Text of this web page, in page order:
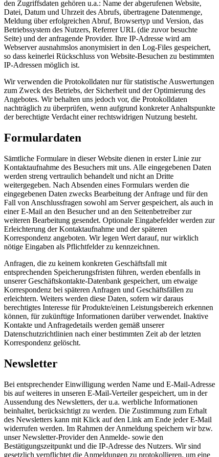
den Zugriffsdaten gehören u.a.: Name der abgerufenen Website,
Datei, Datum und Uhrzeit des Abrufs, übertragene Datenmenge,
Meldung über erfolgreichen Abruf, Browsertyp und Version, das
Betriebssystem des Nutzers, Referrer URL (die zuvor besuchte
Seite) und der anfragende Provider. Ihre IP-Adresse wird am
Webserver ausnahmslos anonymisiert in den Log-Files gespeichert,
so dass keinerlei Rückschluss von Website-Besuchen zu bestimmten
IP-Adressen möglich ist.
Wir verwenden die Protokolldaten nur für statistische Auswertungen
zum Zweck des Betriebs, der Sicherheit und der Optimierung des
Angebotes. Wir behalten uns jedoch vor, die Protokolldaten
nachträglich zu überprüfen, wenn aufgrund konkreter Anhaltspunkte
der berechtigte Verdacht einer rechtswidrigen Nutzung besteht.
Formulardaten
Sämtliche Formulare in dieser Website dienen in erster Linie zur
Kontaktaufnahme des Besuchers mit uns. Alle eingegebenen Daten
werden streng vertraulich behandelt und nicht an Dritte
weitergegeben. Nach Absenden eines Formulars werden die
eingegebenen Daten zwecks Bearbeitung der Anfrage und für den
Fall von Anschlussfragen sowohl am Server gespeichert, als auch in
einer E-Mail an den Besucher und an den Seitenbetreiber zur
weiteren Bearbeitung gesendet. Optionale Eingabefelder werden zur
Erleichterung der Kontaktaufnahme und der späteren
Korrespondenz angeboten. Wir legen Wert darauf, nur wirklich
nötige Eingaben als Pflichtfelder zu kennzeichnen.
Anfragen, die zu keinem konkreten Geschäftsfall mit
entsprechenden Speicherungsfristen führen, werden ebenfalls in
unserer Geschäftskontakte-Datenbank gespeichert, um etwaige
Korrespondenz bei späteren Anfragen und Geschäftsfällen zu
erleichtern. Weiters werden diese Daten, sofern wir daraus
berechtigtes Interesse für Produkte/einen Leistungsbereich erkennen
können, für zukünftige Informationen darüber verwendet. Inaktive
Kontakte und Anfragedetails werden gemäß unserer
Datenschutzrichtlinien nach einer bestimmten Zeit ab der letzten
Korrespondenz gelöscht.
Newsletter
Bei entsprechender Einwilligung werden Name und E-Mail-Adresse
bis auf weiteres in unseren E-Mail-Verteiler gespeichert, um in der
Aussendung des Newsletters, der u.a. werbliche Informationen
beinhaltet, berücksichtigt zu werden. Die Zustimmung zum Erhalt
des Newsletters kann mit Klick auf den Link am Ende jeder E-Mail
widerrufen werden. Im Rahmen der Anmeldung speichern wir bzw.
unser Newsletter-Provider den Anmelde- sowie den
Bestätigungszeitpunkt und die IP-Adresse des Nutzers. Wir sind
gesetzlich verpflichtet die Anmeldungen zu protokollieren, um eine